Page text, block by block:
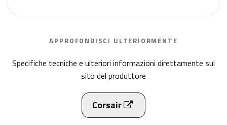
APPROFONDISCI ULTERIORMENTE
Specifiche tecniche e ulteriori informazioni direttamente sul
sito del produttore
Corsair